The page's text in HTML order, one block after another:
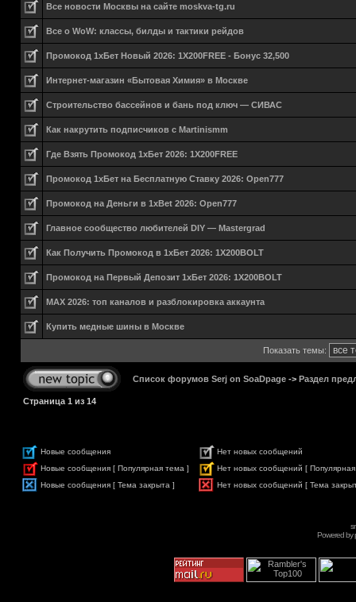
Все новости Москвы на сайте moskva-tg.ru
Все о WoW: классы, билды и тактики рейдов
Промокод 1хБет Новый 2026: 1X200FREE - Бонус 32,500
Интернет-магазин «Бытовая Химия» в Москве
Строительство бассейнов и бань под ключ — СИВАС
Как накрутить подписчиков с Martinismm
Где Взять Промокод 1хБет 2026: 1X200FREE
Промокод 1хБет на Бесплатную Ставку 2026: Open777
Промокод на Деньги в 1xBet 2026: Open777
Главное сообщество любителей DIY — Mastergrad
Как Получить Промокод в 1хБет 2026: 1X200BOLT
Промокод на Первый Депозит 1хБет 2026: 1X200BOLT
MAX 2026: топ каналов и разблокировка аккаунта
Купить медные шины в Москве
Показать темы:
Список форумов Serj on SoaDpage -> Раздел
Страница 1 из 14
Новые сообщения
Нет новых сообщений
Новые сообщения [ Популярная тема ]
Нет новых сообщений [
Новые сообщения [ Тема закрыта ]
Нет новых сообщений [ Тема
Powered by